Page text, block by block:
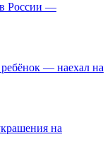
в России —
— наехал на
на